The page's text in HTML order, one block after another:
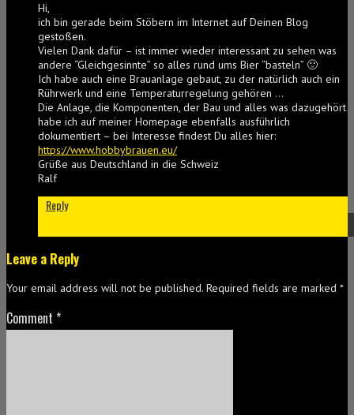
Hi,
ich bin gerade beim Stöbern im Internet auf Deinen Blog
gestoßen.
Vielen Dank dafür – ist immer wieder interessant zu sehen was
andere “Gleichgesinnte” so alles rund ums Bier “basteln” 🙂
Ich habe auch eine Brauanlage gebaut, zu der natürlich auch ein
Rührwerk und eine Temperaturregelung gehören …
Die Anlage, die Komponenten, der Bau und alles was dazugehört
habe ich auf meiner Homepage ebenfalls ausführlich
dokumentiert – bei Interesse findest Du alles hier:
https://www.hobbybrauen.eu/
Grüße aus Deutschland in die Schweiz
Ralf
Reply
Leave a Reply
Your email address will not be published. Required fields are marked *
Comment *